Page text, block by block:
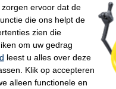
Papierformaat:
Ons artikelnr:
ervoor dat de
die ons helpt de
zien die
om uw gedrag
leest u alles over deze
Klik op accepteren
alleen functionele en